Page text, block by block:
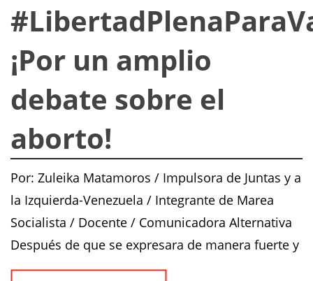
¡Por un amplio
debate sobre el
aborto!
Por: Zuleika Matamoros / Impulsora de Juntas y a
la Izquierda-Venezuela / Integrante de Marea
Socialista / Docente / Comunicadora Alternativa
Después de que se expresara de manera fuerte y